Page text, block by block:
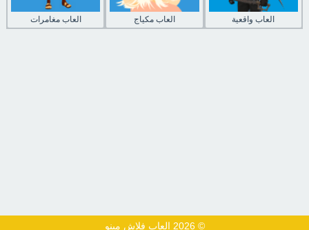
العاب مغامرات العاب مكياج العاب واقعية
© 2026 العاب فلاش مينو